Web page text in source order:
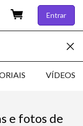
Entrar
VÍDEOS
e fotos de